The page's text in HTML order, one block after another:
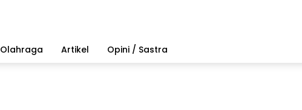
Olahraga Artikel Opini / Sastra